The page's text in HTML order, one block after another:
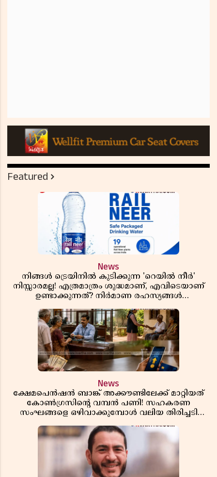
Featured
News
നിങ്ങൾ ട്രെയിനിൽ കുടിക്കുന്ന 'റെയിൽ നീർ'
നിസ്സാരമല്ല! എത്രമാത്രം ശുദ്ധമാണ്, എവിടെയാണ്
ഉണ്ടാക്കുന്നത്? നിർമാണ രഹസ്യങ്ങൾ
News
ക്ഷേമപെൻഷൻ ബാങ്ക് അക്കൗണ്ടിലേക്ക് മാറ്റിയത്
കോൺഗ്രസിന്റെ വമ്പൻ പണി! സഹകരണ
സംഘങ്ങളെ ഒഴിവാക്കുമ്പോൾ വലിയ തിരിച്ചടി